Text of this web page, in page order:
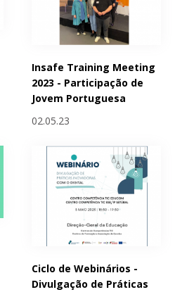
Insafe Training Meeting
2023 - Participação de
Jovem Portuguesa
02.05.23
Ciclo de Webinários -
Divulgação de Práticas